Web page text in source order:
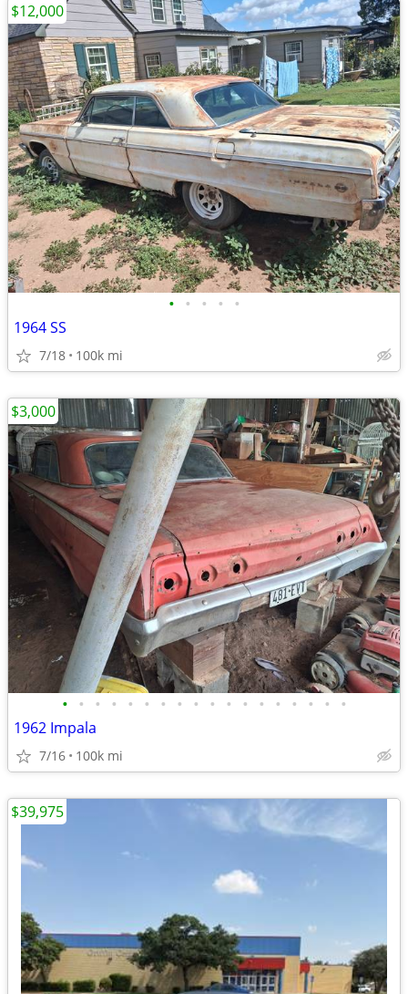
• • • • •
1964 SS
7/18 100k mi
$12,000
• • • • • • • • • • • • • • • • • •
1962 Impala
7/16 100k mi
$3,000
$39,975